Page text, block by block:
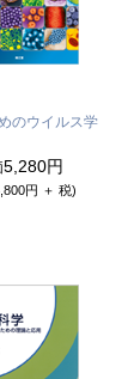
のウイルス学
5,280円
円 ＋ 税)